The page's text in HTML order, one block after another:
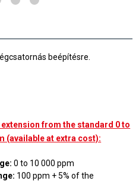
beépítésre.
from the standard 0 to
(available at extra cost):
0 to 10 000 ppm
100 ppm + 5% of the